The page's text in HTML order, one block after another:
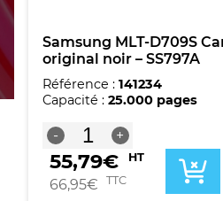
Samsung MLT-D709S
original noir – SS797A
Référence : 141234
Capacité : 25.000 pages
-
quantité
de
Samsung
MLT-
+
55,79€ HT
66,95€ TTC